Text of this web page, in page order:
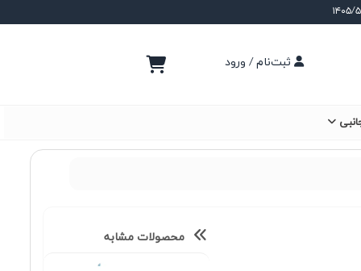
ثبت‌نام / ورود
محصولات مشابه